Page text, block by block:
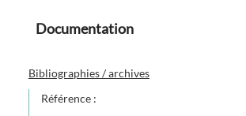
Documentation
Bibliographies / archives
Référence :